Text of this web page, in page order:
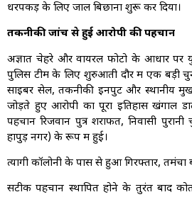
धरपकड़ के लिए जाल बिछाना शुरू कर दिया।
तकनीकी जांच से हुई आरोपी की पहचान
अज्ञात चेहरे और वायरल फोटो के आधार पर
पुलिस टीम के लिए शुरुआती दौर में एक बड़ी
साइबर सेल, तकनीकी इनपुट और स्थानीय
जोड़ते हुए आरोपी का पूरा इतिहास खंगाल
पहचान रिजवान पुत्र शराफत, निवासी पुरानी
हापुड़ नगर) के रूप में हुई।
त्यागी कॉलोनी के पास से हुआ गिरफ्तार, तमंचा
सटीक पहचान स्थापित होने के तुरंत बाद